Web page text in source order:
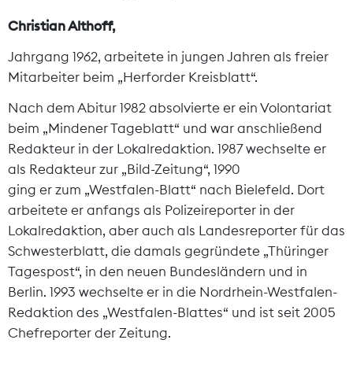
THEMEN
Digitales
Kommunikation
Marktdaten
Medienpolitik
Nachhaltigkeit
Nachwuchs
Nova Award
Christian Althoff,
Jahrgang 1962, arbeitete in jungen Jahren als freier
Mitarbeiter beim „Herforder Kreisblatt“.
Nach dem Abitur 1982 absolvierte er ein Volontariat
beim „Mindener Tageblatt“ und war anschließend
Redakteur in der Lokalredaktion. 1987 wechselte er
als Redakteur zur „Bild-Zeitung“, 1990
ging er zum „Westfalen-Blatt“ nach Bielefeld. Dort
arbeitete er anfangs als Polizeireporter in der
Lokalredaktion, aber auch als Landesreporter für das
Schwesterblatt, die damals gegründete „Thüringer
Tagespost“, in den neuen Bundesländern und in
Berlin. 1993 wechselte er in die Nordrhein-Westfalen-
Redaktion des „Westfalen-Blattes“ und ist seit 2005
Chefreporter der Zeitung.